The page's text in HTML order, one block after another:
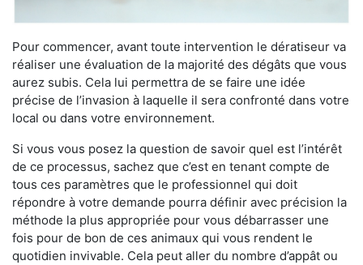
Pour commencer, avant toute intervention le dératiseur va
réaliser une évaluation de la majorité des dégâts que vous
aurez subis. Cela lui permettra de se faire une idée
précise de l’invasion à laquelle il sera confronté dans votre
local ou dans votre environnement.
Si vous vous posez la question de savoir quel est l’intérêt
de ce processus, sachez que c’est en tenant compte de
tous ces paramètres que le professionnel qui doit
répondre à votre demande pourra définir avec précision la
méthode la plus appropriée pour vous débarrasser une
fois pour de bon de ces animaux qui vous rendent le
quotidien invivable. Cela peut aller du nombre d’appât ou